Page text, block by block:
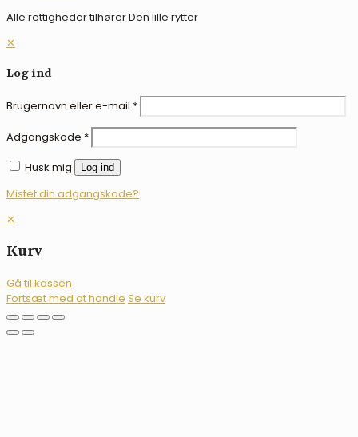
Alle rettigheder tilhører Den lille rytter
✕
Log ind
Brugernavn eller e-mail *
Adgangskode *
Husk mig
Log ind
Mistet din adgangskode?
✕
Kurv
Gå til kassen
Fortsæt med at handle Se kurv